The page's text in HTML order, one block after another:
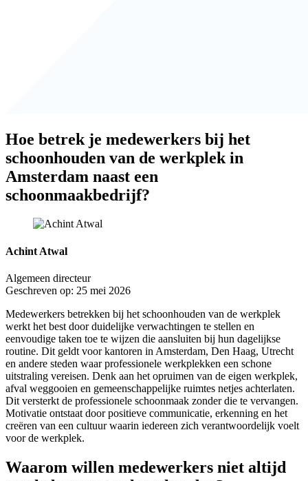
Hoe betrek je medewerkers bij het
schoonhouden van de werkplek in
Amsterdam naast een
schoonmaakbedrijf?
Achint Atwal
Algemeen directeur
Geschreven op: 25 mei 2026
Medewerkers betrekken bij het schoonhouden van de werkplek
werkt het best door duidelijke verwachtingen te stellen en
eenvoudige taken toe te wijzen die aansluiten bij hun dagelijkse
routine. Dit geldt voor kantoren in Amsterdam, Den Haag, Utrecht
en andere steden waar professionele werkplekken een schone
uitstraling vereisen. Denk aan het opruimen van de eigen werkplek,
afval weggooien en gemeenschappelijke ruimtes netjes achterlaten.
Dit versterkt de professionele schoonmaak zonder die te vervangen.
Motivatie ontstaat door positieve communicatie, erkenning en het
creëren van een cultuur waarin iedereen zich verantwoordelijk voelt
voor de werkplek.
Waarom willen medewerkers niet altijd